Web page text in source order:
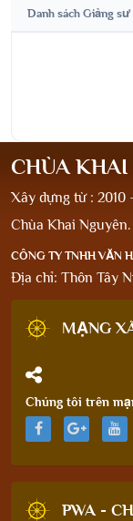
Danh sách Giảng sư
CHÙA KHAI
Xây dựng từ : 2010
Chùa Khai Nguyên.
CÔNG TY TNHH VĂN
Địa chỉ: Thôn Tây
MẠNG
Chúng tôi trên
PWA -